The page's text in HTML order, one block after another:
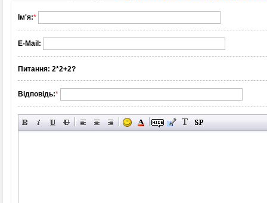
Ім'я:*
E-Mail:
Питання: 2*2+2?
Відповідь:*